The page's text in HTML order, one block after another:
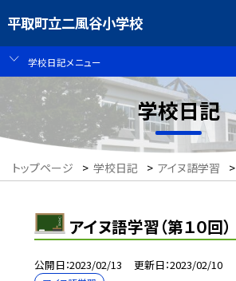
平取町立二風谷小学校
学校日記メニュー
学校日記
トップページ > 学校日記 > アイヌ語学習 >
アイヌ語学習（第１０回）
公開日 2023/02/13 更新日 2023/02/10